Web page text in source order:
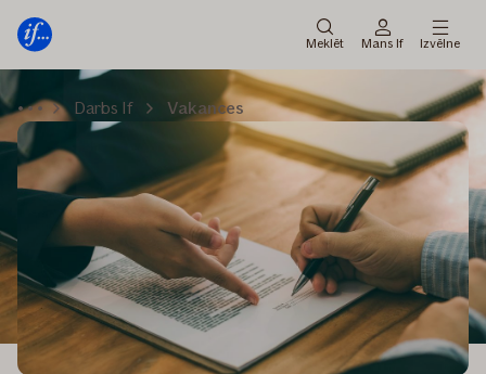
izvēlne
Meklēt Mans If Izvēlne
Darbs If Vakances